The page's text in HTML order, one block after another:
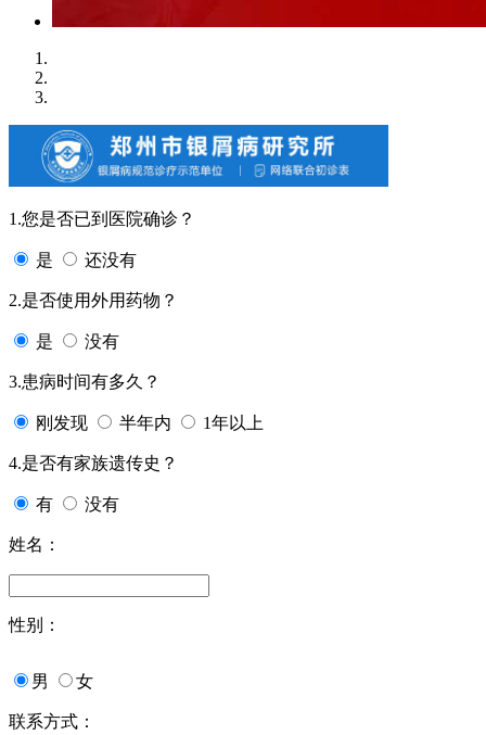
1.您是否已到医院确诊？
是 还没有
2.是否使用外用药物？
是 没有
3.患病时间有多久？
刚发现 半年内 1年以上
4.是否有家族遗传史？
有 没有
姓名：
性别：
男 女
联系方式：